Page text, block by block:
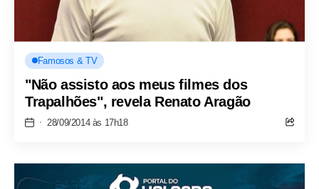
Famosos & TV
"Não assisto aos meus filmes dos
Trapalhões", revela Renato Aragão
28/09/2014 às 17h18